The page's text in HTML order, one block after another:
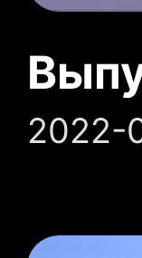
2022-